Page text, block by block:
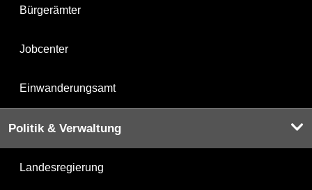
Bürgerämter
Jobcenter
Einwanderungsamt
Politik & Verwaltung
Landesregierung